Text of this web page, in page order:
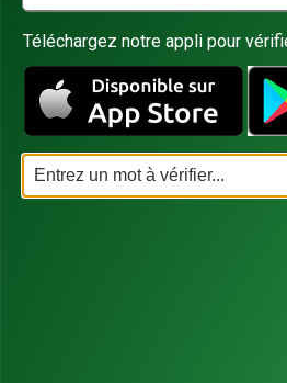
Téléchargez notre appli pour